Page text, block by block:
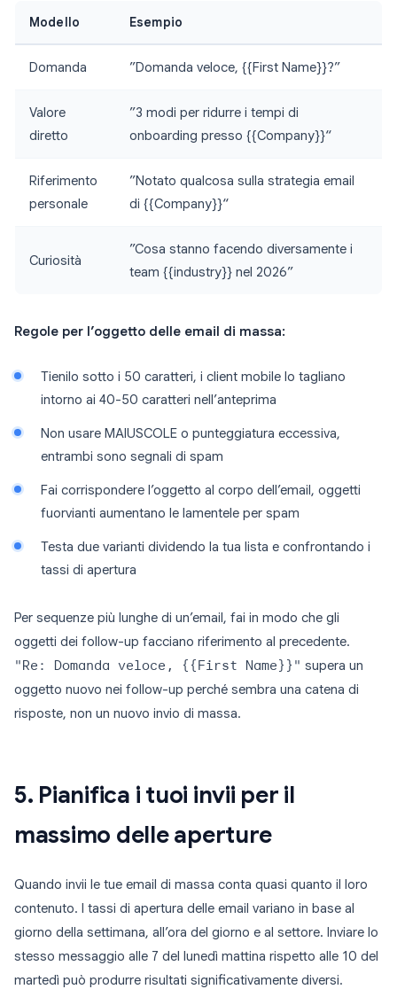
Modello Esempio
Domanda ”Domanda veloce, {{First Name}}?”
Valore
diretto
”3 modi per ridurre i tempi di
onboarding presso {{Company}}“
Riferimento
personale
”Notato qualcosa sulla strategia email
di {{Company}}“
Curiosità
”Cosa stanno facendo diversamente i
team {{industry}} nel 2026”
Regole per l’oggetto delle email di massa:
Tienilo sotto i 50 caratteri, i client mobile lo tagliano
intorno ai 40-50 caratteri nell’anteprima
Non usare MAIUSCOLE o punteggiatura eccessiva,
entrambi sono segnali di spam
Fai corrispondere l’oggetto al corpo dell’email, oggetti
fuorvianti aumentano le lamentele per spam
Testa due varianti dividendo la tua lista e confrontando i
tassi di apertura
Per sequenze più lunghe di un’email, fai in modo che gli
oggetti dei follow-up facciano riferimento al precedente.
"Re: Domanda veloce, {{First Name}}" supera un
oggetto nuovo nei follow-up perché sembra una catena di
risposte, non un nuovo invio di massa.
5. Pianifica i tuoi invii per il
massimo delle aperture
Quando invii le tue email di massa conta quasi quanto il loro
contenuto. I tassi di apertura delle email variano in base al
giorno della settimana, all’ora del giorno e al settore. Inviare lo
stesso messaggio alle 7 del lunedì mattina rispetto alle 10 del
martedì può produrre risultati significativamente diversi.